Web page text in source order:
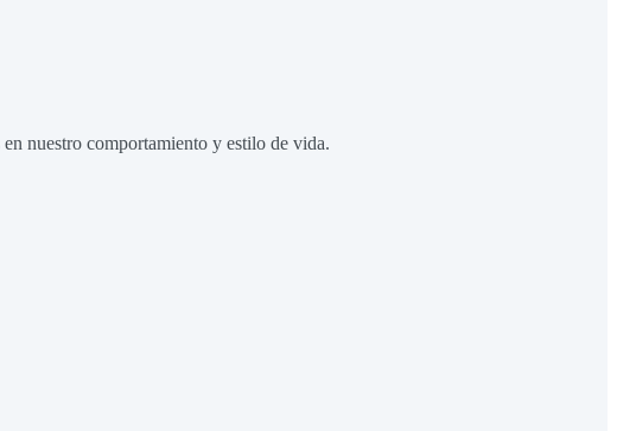
nuestro comportamiento y estilo de vida.